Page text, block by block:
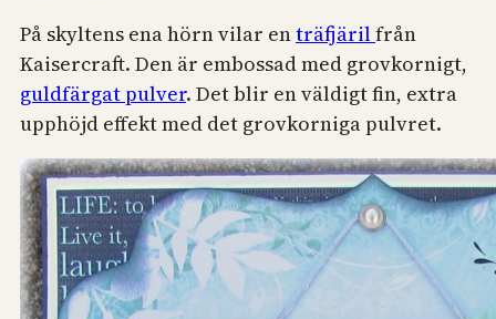
På skyltens ena hörn vilar enträfjärilfrån
Kaisercraft. Den är embossad med grovkornigt,
guldfärgat pulver. Det blir en väldigt fin, extra
upphöjd effekt med det grovkorniga pulvret.